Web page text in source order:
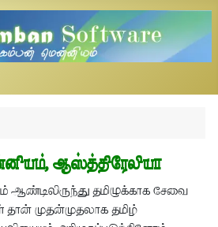
ஆஸ்த்திரேலியா
ஆண்டிலிருந்து தமிழுக்காக சேவை
தான் முதன்முதலாக தமிழ்